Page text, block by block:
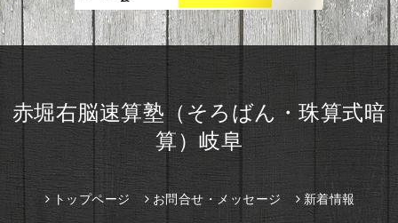
赤堀右脳速算塾（そろばん・珠算式暗
算）岐阜
トップページ お問合せ・メッセージ 新着情報